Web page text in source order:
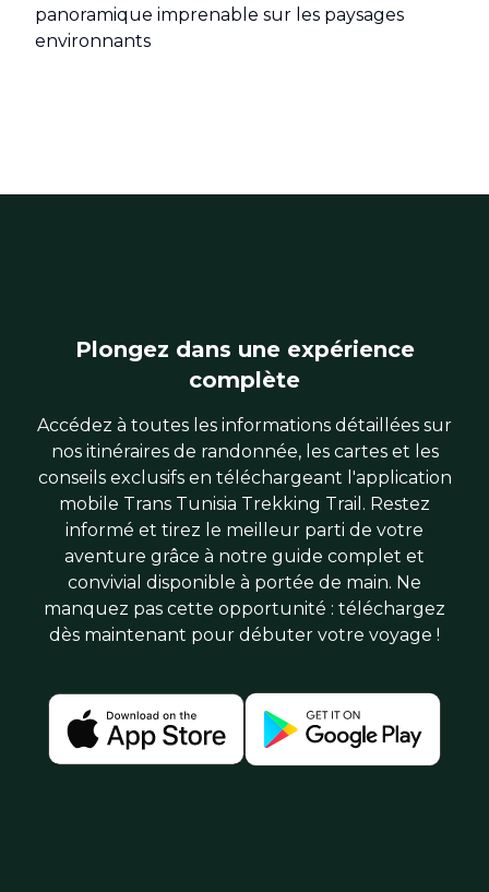
panoramique imprenable sur les paysages
environnants
Plongez dans une expérience
complète
Accédez à toutes les informations détaillées sur
nos itinéraires de randonnée, les cartes et les
conseils exclusifs en téléchargeant l'application
mobile Trans Tunisia Trekking Trail. Restez
informé et tirez le meilleur parti de votre
aventure grâce à notre guide complet et
convivial disponible à portée de main. Ne
manquez pas cette opportunité : téléchargez
dès maintenant pour débuter votre voyage !